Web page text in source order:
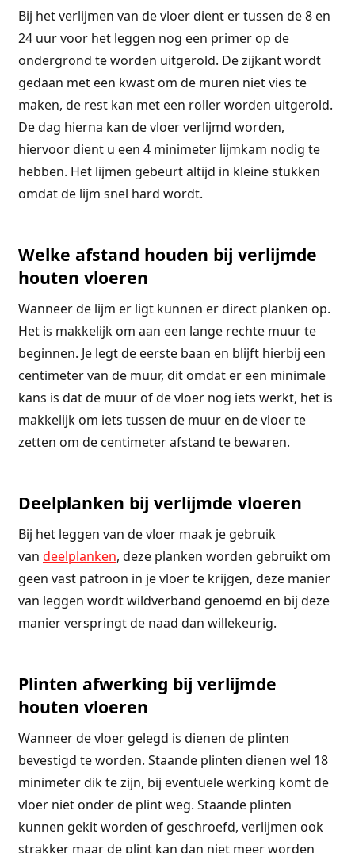
Bij het verlijmen van de vloer dient er tussen de 8 en
24 uur voor het leggen nog een primer op de
ondergrond te worden uitgerold. De zijkant wordt
gedaan met een kwast om de muren niet vies te
maken, de rest kan met een roller worden uitgerold.
De dag hierna kan de vloer verlijmd worden,
hiervoor dient u een 4 minimeter lijmkam nodig te
hebben. Het lijmen gebeurt altijd in kleine stukken
omdat de lijm snel hard wordt.
Welke afstand houden bij verlijmde
houten vloeren
Wanneer de lijm er ligt kunnen er direct planken op.
Het is makkelijk om aan een lange rechte muur te
beginnen. Je legt de eerste baan en blijft hierbij een
centimeter van de muur, dit omdat er een minimale
kans is dat de muur of de vloer nog iets werkt, het is
makkelijk om iets tussen de muur en de vloer te
zetten om de centimeter afstand te bewaren.
Deelplanken bij verlijmde vloeren
Bij het leggen van de vloer maak je gebruik
van deelplanken, deze planken worden gebruikt om
geen vast patroon in je vloer te krijgen, deze manier
van leggen wordt wildverband genoemd en bij deze
manier verspringt de naad dan willekeurig.
Plinten afwerking bij verlijmde
houten vloeren
Wanneer de vloer gelegd is dienen de plinten
bevestigd te worden. Staande plinten dienen wel 18
minimeter dik te zijn, bij eventuele werking komt de
vloer niet onder de plint weg. Staande plinten
kunnen gekit worden of geschroefd, verlijmen ook
strakker maar de plint kan dan niet meer worden